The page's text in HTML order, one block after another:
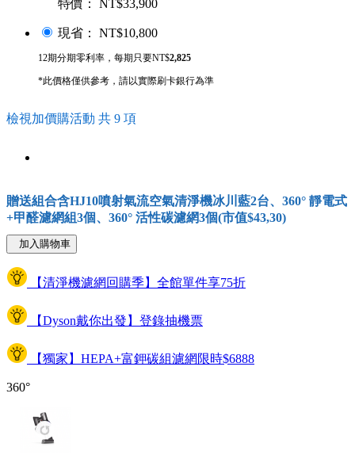
特價： NT$33,900
現省： NT$10,800
12期分期零利率，每期只要NT$2,825
*此價格僅供參考，請以實際刷卡銀行為準
檢視加價購活動 共 9 項
贈送組合含HJ10噴射氣流空氣清淨機冰川藍2台、360° 靜電式
+甲醛濾網組3個、360° 活性碳濾網3個(市值$43,30)
加入購物車
【清淨機濾網回購季】全館單件享75折
【Dyson戴你出發】登錄抽機票
【獨家】HEPA+富鉀碳組濾網限時$6888
360°